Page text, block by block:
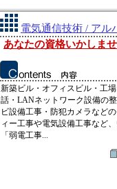
電気通信技術 / アル
あなたの資格いかしま
新築ビル・オフィスビル・工
話・LANネットワーク設備の
ビ設備工事・防犯カメラなど
ィー工事や電気設備工事など
「弱電工事...